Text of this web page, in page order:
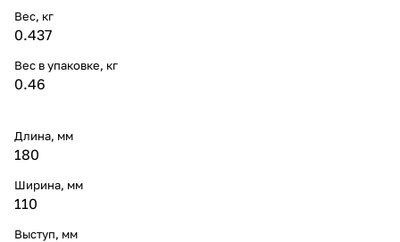
Вес, кг
0.437
Вес в упаковке, кг
0.46
Длина, мм
180
Ширина, мм
110
Выступ, мм